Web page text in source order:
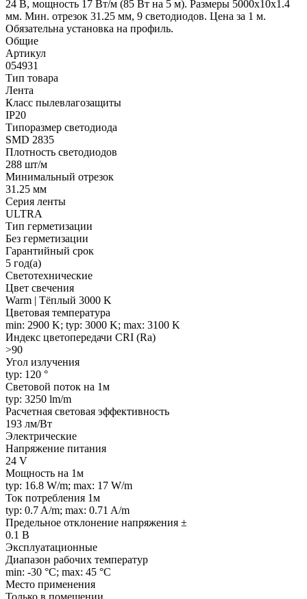
24 В, мощность 17 Вт/м (85 Вт на 5 м). Размеры 5000x10x1.4
мм. Мин. отрезок 31.25 мм, 9 светодиодов. Цена за 1 м.
Обязательна установка на профиль.
Общие
Артикул
054931
Тип товара
Лента
Класс пылевлагозащиты
IP20
Типоразмер светодиода
SMD 2835
Плотность светодиодов
288 шт/м
Минимальный отрезок
31.25 мм
Серия ленты
ULTRA
Тип герметизации
Без герметизации
Гарантийный срок
5 год(а)
Светотехнические
Цвет свечения
Warm | Тёплый 3000 K
Цветовая температура
min: 2900 K; typ: 3000 K; max: 3100 K
Индекс цветопередачи CRI (Ra)
>90
Угол излучения
typ: 120 °
Световой поток на 1м
typ: 3250 lm/m
Расчетная световая эффективность
193 лм/Вт
Электрические
Напряжение питания
24 V
Мощность на 1м
typ: 16.8 W/m; max: 17 W/m
Ток потребления 1м
typ: 0.7 A/m; max: 0.71 A/m
Предельное отклонение напряжения ±
0.1 В
Эксплуатационные
Диапазон рабочих температур
min: -30 °C; max: 45 °C
Место применения
Только в помещении